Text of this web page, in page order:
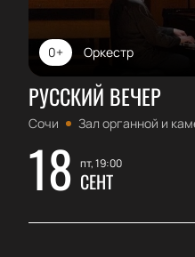
Оркестр
0+
РУССКИЙ ВЕЧЕР
Сочи Зал органной и
18 пт, 19:00
СЕНТ